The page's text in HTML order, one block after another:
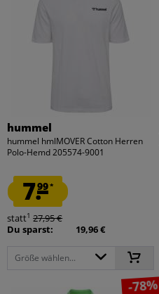
hummel
hummel hmlMOVER Cotton Herren
Polo-Hemd 205574-9001
7.99*
statt1 27,95 €
Du sparst:
19,96 €
Größe wählen...
-78%